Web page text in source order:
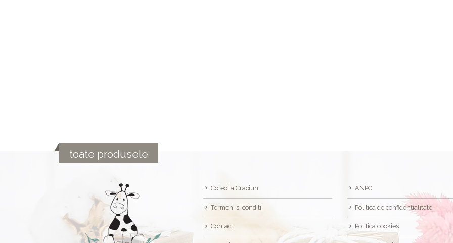
toate produsele
Colectia Craciun
Termeni si conditii
Contact
ANPC
Politica de confidențialitate
Politica cookies